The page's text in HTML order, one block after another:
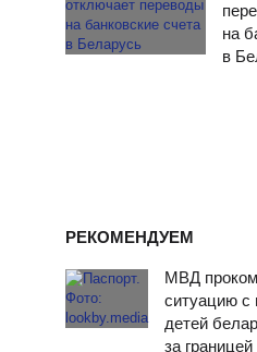
на
в
РЕКОМЕНДУЕМ
МВД
ситуацию с
детей
за границей